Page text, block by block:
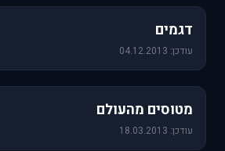
דגמים
עודכן: 04.12.2013
מטוסים מהעולם
עודכן: 18.03.2013